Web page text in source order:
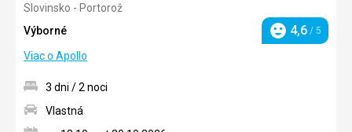
4/5
Slovinsko - Portorož
Výborné
Hodnotenie
4,6 / 5
Viac o Apollo
3 dni / 2 noci
Vlastná